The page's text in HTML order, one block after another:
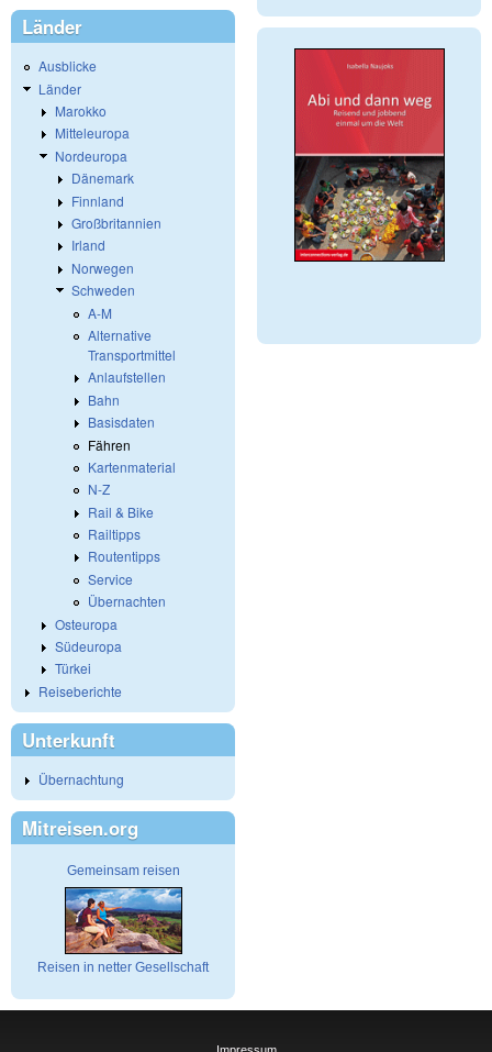
Länder
Ausblicke
Länder
Marokko
Mitteleuropa
Nordeuropa
Dänemark
Finnland
Großbritannien
Irland
Norwegen
Schweden
A-M
Alternative
Transportmittel
Anlaufstellen
Bahn
Basisdaten
Fähren
Kartenmaterial
N-Z
Rail & Bike
Railtipps
Routentipps
Service
Übernachten
Osteuropa
Südeuropa
Türkei
Reiseberichte
Unterkunft
Übernachtung
Mitreisen.org
Gemeinsam reisen
Reisen in netter Gesellschaft